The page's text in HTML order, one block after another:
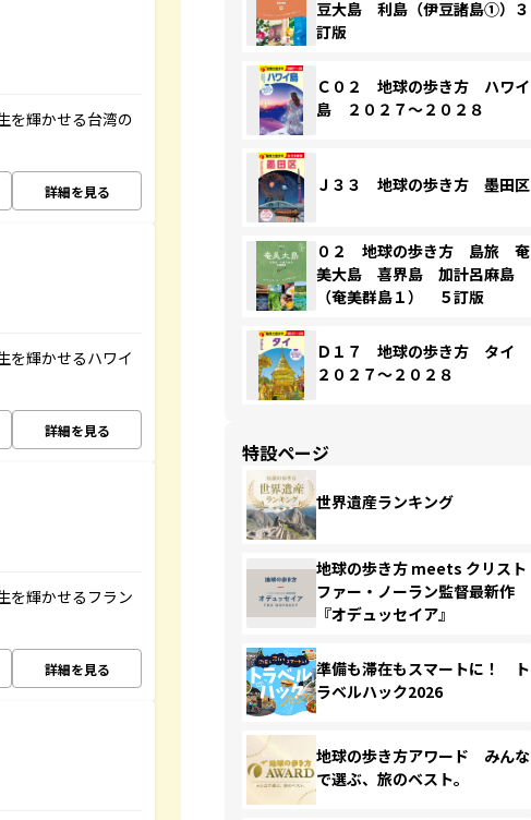
を輝かせる台湾の
詳細を見る
を輝かせるハワイ
詳細を見る
を輝かせるフラン
詳細を見る
豆大島 利島（伊豆諸島①）３
訂版
Ｃ０２ 地球の歩き方 ハワイ
島 ２０２７～２０２８
Ｊ３３ 地球の歩き方 墨田区
０２ 地球の歩き方 島旅 奄
美大島 喜界島 加計呂麻島
（奄美群島１） ５訂版
Ｄ１７ 地球の歩き方 タイ
２０２７～２０２８
特設ページ
世界遺産ランキング
地球の歩き方 meets クリスト
ファー・ノーラン監督最新作
『オデュッセイア』
準備も滞在もスマートに！ ト
ラベルハック2026
地球の歩き方アワード みんな
で選ぶ、旅のベスト。